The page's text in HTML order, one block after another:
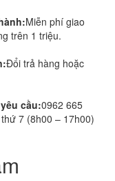
Miễn phí giao
trên 1 triệu.
Đổi trả hàng hoặc
cầu:0962 665
7 (8h00 – 17h00)